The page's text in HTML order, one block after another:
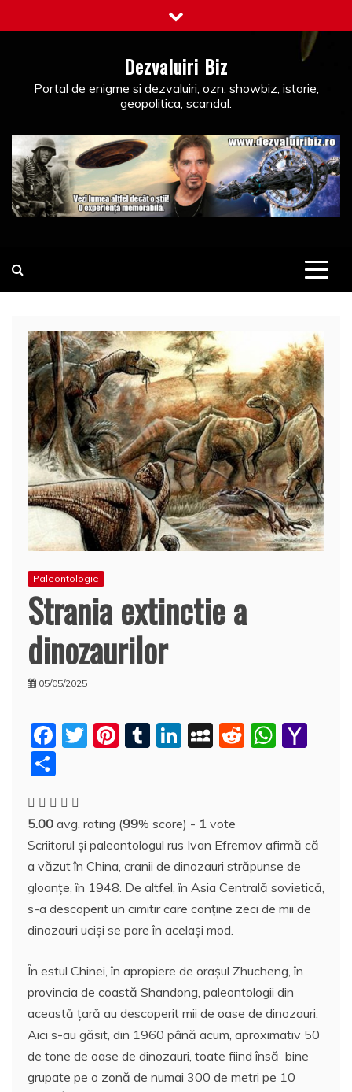
to
Dezvaluiri Biz
Portal de enigme si dezvaluiri, ozn, showbiz, istorie,
geopolitica, scandal.
Paleontologie
Strania extinctie a
dinozaurilor
05/05/2025
F
e
b
o
o
k
T
Pi
e
st
T
r
Li
dI
n
M
a
c
e
R
t
W
A
p
p
o
ai
l
rt
aj
e
a
z
ă
5.00 avg. rating (99% score) - 1 vote
Scriitorul şi paleontologul rus Ivan Efremov afirmă că
a văzut în China, cranii de dinozauri străpunse de
gloanţe, în 1948. De altfel, în Asia Centrală sovietică,
s-a descoperit un cimitir care conţine zeci de mii de
dinozauri ucişi se pare în acelaşi mod.
În estul Chinei, în apropiere de oraşul Zhucheng, în
provincia de coastă Shandong, paleontologii din
această ţară au descoperit mii de oase de dinozauri.
Aici s-au găsit, din 1960 până acum, aproximativ 50
de tone de oase de dinozauri, toate fiind însă bine
grupate pe o zonă de numai 300 de metri pe 10